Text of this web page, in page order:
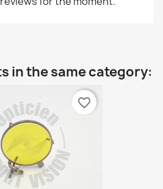
in the same category:
favorite_border